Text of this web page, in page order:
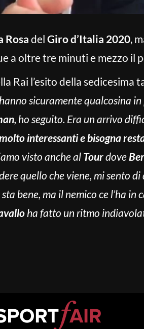
Rosa del Giro d’Italia 2020,
a oltre tre minuti e mezzo il
Rai l’esito della sedicesima
sicuramente qualcosina
, ho seguito. Era un arrivo
interessanti e bisogna
visto anche alTourdove
quello che viene, mi sento di
bene, ma il nemico ce l’ha in
ha fatto un ritmo